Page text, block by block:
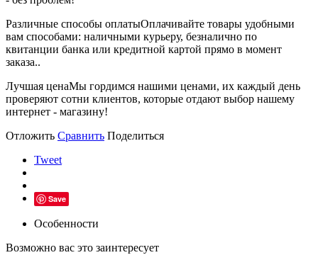
Различные способы оплатыОплачивайте товары удобными
вам способами: наличными курьеру, безналично по
квитанции банка или кредитной картой прямо в момент
заказа..
Лучшая ценаМы гордимся нашими ценами, их каждый день
проверяют сотни клиентов, которые отдают выбор нашему
интернет - магазину!
Отложить Сравнить Поделиться
Tweet
Save
Особенности
Возможно вас это заинтересует